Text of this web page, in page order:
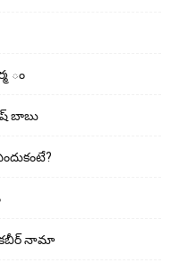
ం
బాబు
నామా